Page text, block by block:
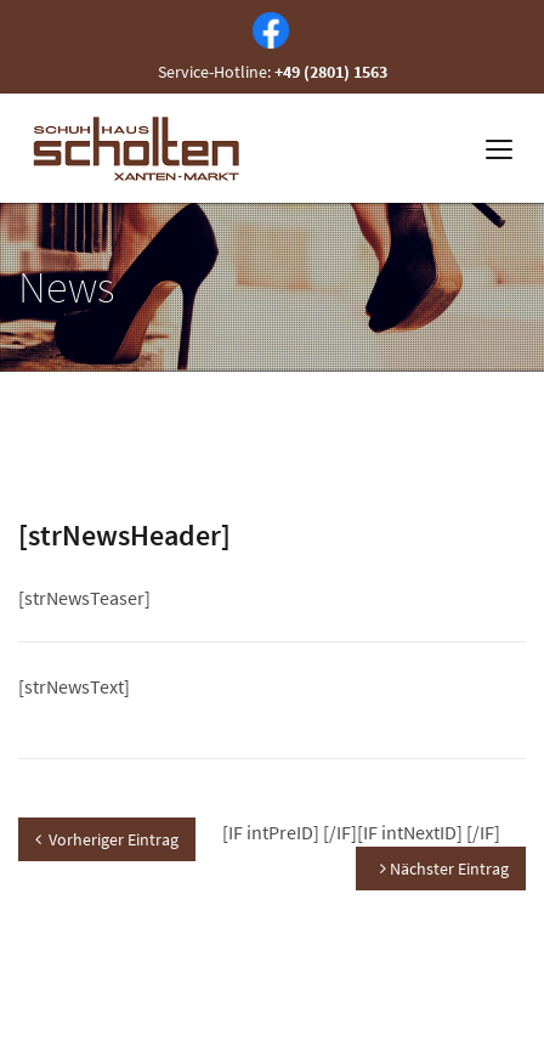
Service-Hotline:+49 (2801) 1563
News
[strNewsHeader]
[strNewsTeaser]
[strNewsText]
[IF intPreID]
Vorheriger Eintrag [/IF][IF intNextID]
Nächster Eintrag
[/IF]